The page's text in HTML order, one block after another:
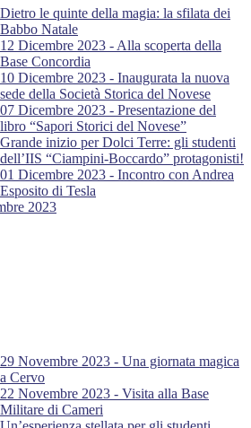
Dietro le quinte della magia: la sfilata dei
Babbo Natale
12 Dicembre 2023 - Alla scoperta della
Base Concordia
10 Dicembre 2023 - Inaugurata la nuova
sede della Società Storica del Novese
07 Dicembre 2023 - Presentazione del
libro “Sapori Storici del Novese”
Grande inizio per Dolci Terre: gli studenti
dell’IIS “Ciampini-Boccardo” protagonisti!
01 Dicembre 2023 - Incontro con Andrea
Esposito di Tesla
2023
29 Novembre 2023 - Una giornata magica
a Cervo
22 Novembre 2023 - Visita alla Base
Militare di Cameri